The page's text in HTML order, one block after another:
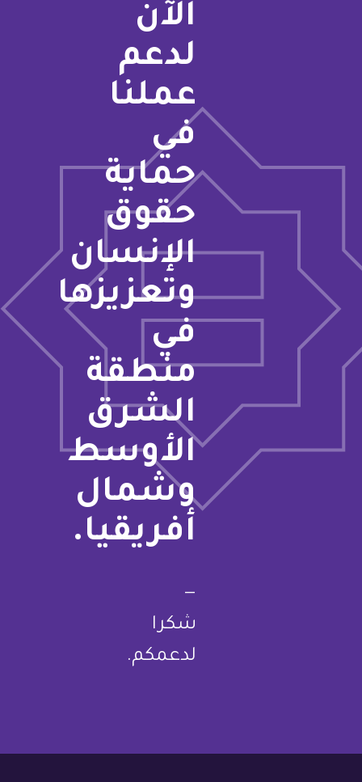
الآن
لدعم
عملنا
في
حماية
حقوق
الإنسان
وتعزيزها
في
منطقة
الشرق
الأوسط
وشمال
أفريقيا.
—
شكرا
لدعمكم.